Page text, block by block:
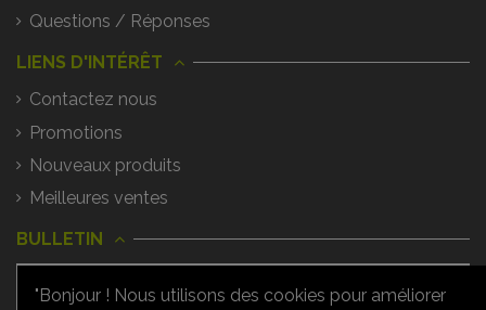
Questions / Réponses
LIENS D'INTÉRÊT
Contactez nous
Promotions
Nouveaux produits
Meilleures ventes
BULLETIN
"Bonjour ! Nous utilisons des cookies pour améliorer